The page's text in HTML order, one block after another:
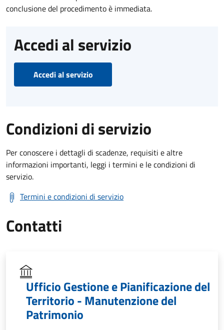
conclusione del procedimento è immediata.
Accedi al servizio
Accedi al servizio
Condizioni di servizio
Per conoscere i dettagli di scadenze, requisiti e altre
informazioni importanti, leggi i termini e le condizioni di
servizio.
Termini e condizioni di servizio
Contatti
Ufficio Gestione e Pianificazione del
Territorio - Manutenzione del
Patrimonio